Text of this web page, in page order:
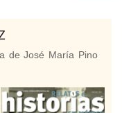
de José María Pino